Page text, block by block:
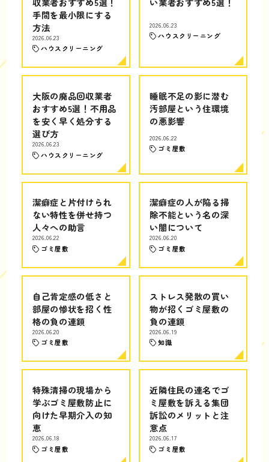
手間を最小限にする
方法
2026.06.23
ハウスクリーニング
2026.06.23
ハウスクリーニング
大阪の廃品回収業者
おすすめ5選！不用品
を安く早く処分する
選び方
2026.06.23
ハウスクリーニング
睡眠不足の影に潜む
汚部屋という住環境
の悪影響
2026.06.22
ゴミ屋敷
潔癖症と片付けられ
ない特性を併せ持つ
人々への助言
2026.06.22
ゴミ屋敷
潔癖症の人が陥る掃
除不能という名の深
い闇について
2026.06.20
ゴミ屋敷
自己肯定感の低さと
部屋の惨状を招く性
格の負の連鎖
2026.06.20
ゴミ屋敷
ストレス発散の買い
物が招くゴミ屋敷の
負の連鎖
2026.06.19
知識
特殊清掃の現場から
学ぶゴミ屋敷防止に
向けた早期介入の知
恵
2026.06.18
ゴミ屋敷
近隣住民の連名でゴ
ミ屋敷を訴える集団
訴訟のメリットと注
意点
2026.06.17
ゴミ屋敷